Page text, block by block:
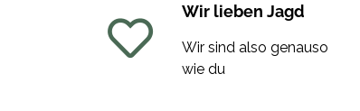
Wir lieben Jagd
Wir sind also genauso
wie du